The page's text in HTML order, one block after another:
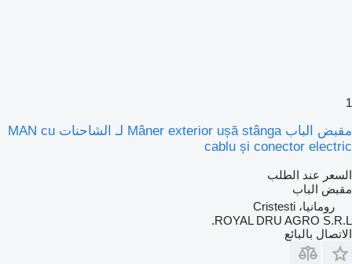
1
مقبض الباب Mâner exterior ușă stânga لـ الشاحنات MAN cu
cablu și conector electric
السعر عند الطلب
مقبض الباب
رومانيا، Cristesti
ROYAL DRU AGRO S.R.L.
الاتصال بالبائع